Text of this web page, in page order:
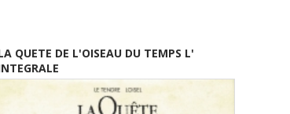
QUETE DE L'OISEAU DU TEMPS L'